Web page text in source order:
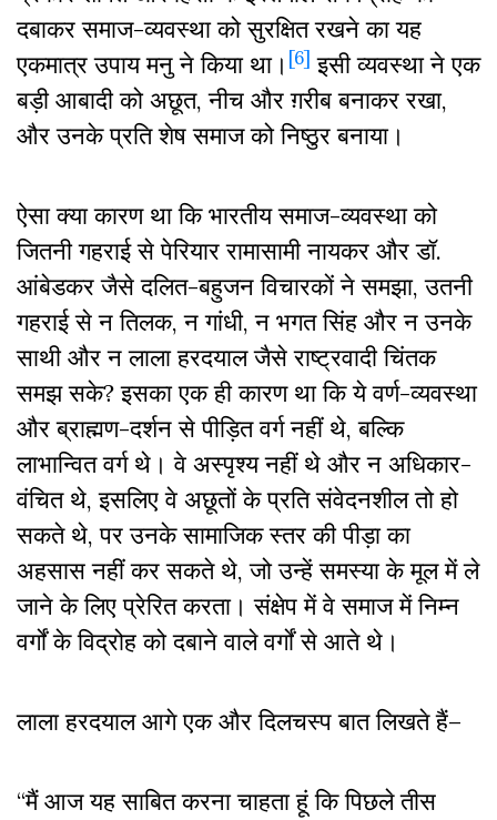
दबाकर समाज-व्यवस्था को सुरक्षित रखने का यह
एकमात्र उपाय मनु ने किया था। [6] इसी व्यवस्था ने एक
बड़ी आबादी को अछूत, नीच और ग़रीब बनाकर रखा,
और उनके प्रति शेष समाज को निष्ठुर बनाया।
ऐसा क्या कारण था कि भारतीय समाज-व्यवस्था को
जितनी गहराई से पेरियार रामासामी नायकर और डॉ.
आंबेडकर जैसे दलित-बहुजन विचारकों ने समझा, उतनी
गहराई से न तिलक, न गांधी, न भगत सिंह और न उनके
साथी और न लाला हरदयाल जैसे राष्ट्रवादी चिंतक
समझ सके? इसका एक ही कारण था कि ये वर्ण-व्यवस्था
और ब्राह्मण-दर्शन से पीड़ित वर्ग नहीं थे, बल्कि
लाभान्वित वर्ग थे। वे अस्पृश्य नहीं थे और न अधिकार-
वंचित थे, इसलिए वे अछूतों के प्रति संवेदनशील तो हो
सकते थे, पर उनके सामाजिक स्तर की पीड़ा का
अहसास नहीं कर सकते थे, जो उन्हें समस्या के मूल में ले
जाने के लिए प्रेरित करता। संक्षेप में वे समाज में निम्न
वर्गों के विद्रोह को दबाने वाले वर्गों से आते थे।
लाला हरदयाल आगे एक और दिलचस्प बात लिखते हैं–
“मैं आज यह साबित करना चाहता हूं कि पिछले तीस